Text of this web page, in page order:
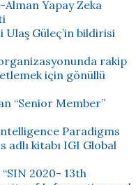
Yapay Zeka
Ulaş Güleç’in bildirisi
rakip
için gönüllü
“Senior Member”
Paradigms
kitabı IGI Global
2020- 13th